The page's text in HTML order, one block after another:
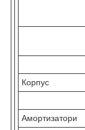
Корпус
Амортизатори